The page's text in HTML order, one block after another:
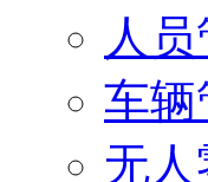
人
车辆
无人